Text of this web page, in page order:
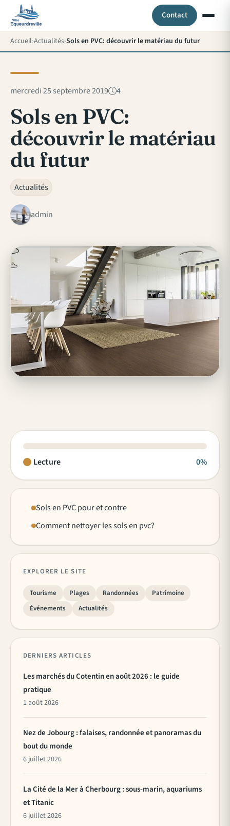
Contact
Accueil Actualités Sols en PVC: découvrir le matériau du futur
mercredi 25 septembre 2019 4
Sols en PVC:
découvrir le matériau
du futur
Actualités
admin
Lecture 0%
Sols en PVC pour et contre
Comment nettoyer les sols en pvc?
EXPLORER LE SITE
Tourisme Plages Randonnées
Patrimoine
Événements
Actualités
DERNIERS ARTICLES
Les marchés du Cotentin en août 2026 : le guide
pratique
1 août 2026
Nez de Jobourg : falaises, randonnée et panoramas du
bout du monde
6 juillet 2026
La Cité de la Mer à Cherbourg : sous-marin, aquariums
et Titanic
6 juillet 2026